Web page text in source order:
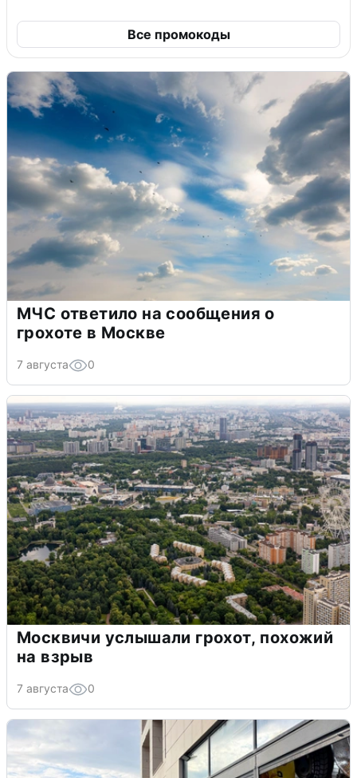
Все промокоды
МЧС ответило на сообщения о
грохоте в Москве
7 августа 0
Москвичи услышали грохот, похожий
на взрыв
7 августа 0